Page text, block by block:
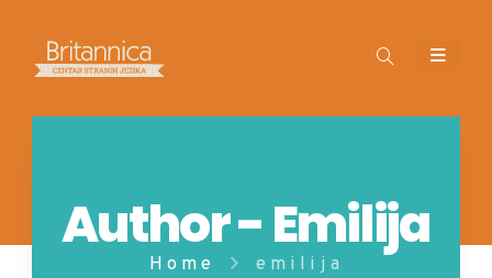
Author - Emilija
Home emilija